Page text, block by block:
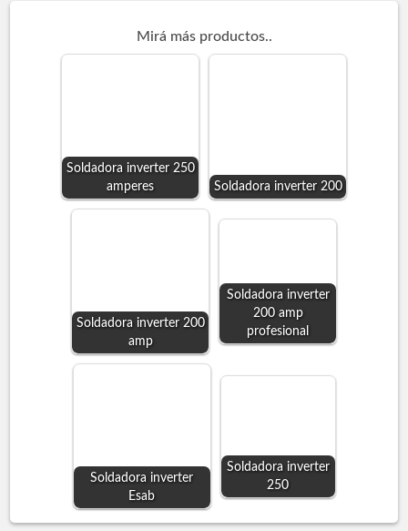
Mirá más productos..
Soldadora inverter 250
amperes
Soldadora inverter 200
Soldadora inverter 200
amp
Soldadora inverter
200 amp
profesional
Soldadora inverter
Esab
Soldadora inverter
250